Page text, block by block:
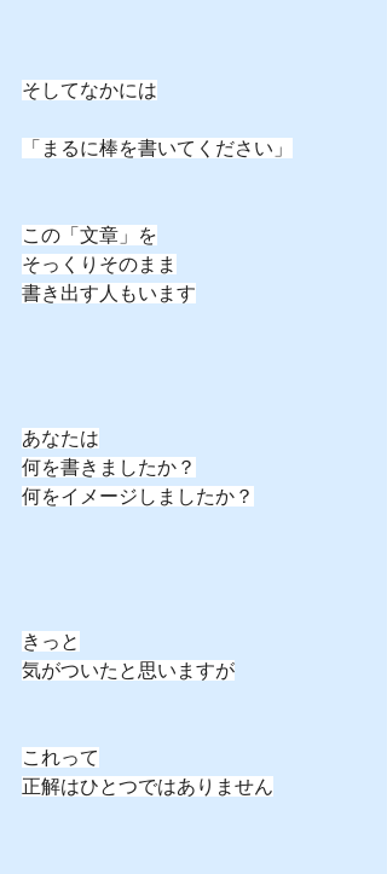
そしてなかには
「まるに棒を書いてください」
この「文章」を
そっくりそのまま
書き出す人もいます
あなたは
何を書きましたか？
何をイメージしましたか？
きっと
気がついたと思いますが
これって
正解はひとつではありません